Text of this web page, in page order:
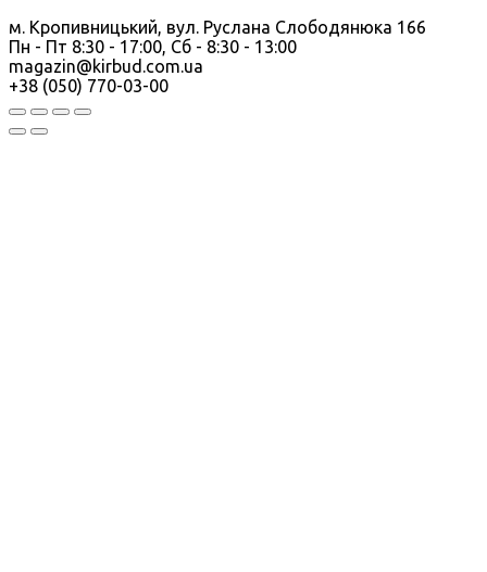
м. Кропивницький, вул. Руслана Слободянюка 166
Пн - Пт 8:30 - 17:00, Сб - 8:30 - 13:00
magazin@kirbud.com.ua
+38 (050) 770-03-00